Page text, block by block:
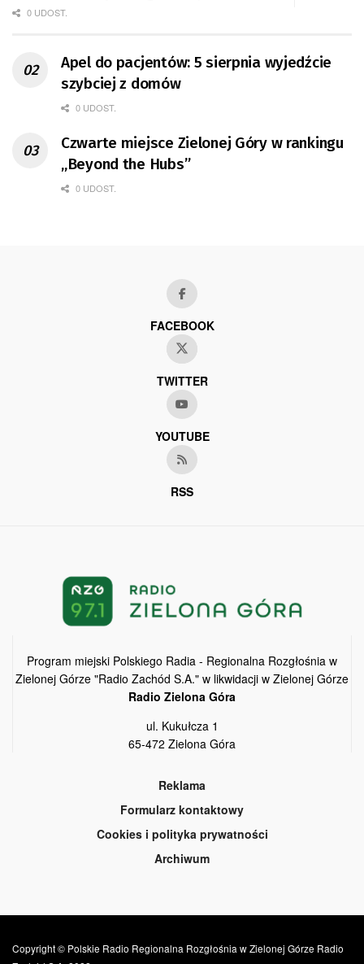
0 UDOST.
Apel do pacjentów: 5 sierpnia wyjedźcie
szybciej z domów
0 UDOST.
Czwarte miejsce Zielonej Góry w rankingu
„Beyond the Hubs”
0 UDOST.
FACEBOOK
TWITTER
YOUTUBE
RSS
Program miejski Polskiego Radia - Regionalna Rozgłośnia w
Zielonej Górze "Radio Zachód S.A." w likwidacji w Zielonej Górze
Radio Zielona Góra
ul. Kukułcza 1
65-472 Zielona Góra
Reklama
Formularz kontaktowy
Cookies i polityka prywatności
Archiwum
Copyright © Polskie Radio Regionalna Rozgłośnia w Zielonej Górze Radio